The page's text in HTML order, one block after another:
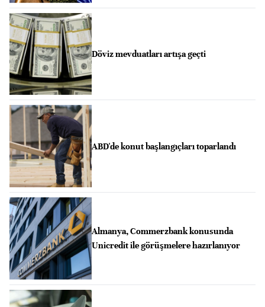
Döviz mevduatları artışa geçti
ABD'de konut başlangıçları toparlandı
Almanya, Commerzbank konusunda
Unicredit ile görüşmelere hazırlanıyor